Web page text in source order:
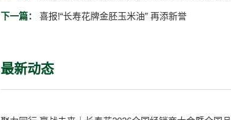
下一篇： 喜报!“长寿花牌金胚玉米油” 再添新誉
最新动态